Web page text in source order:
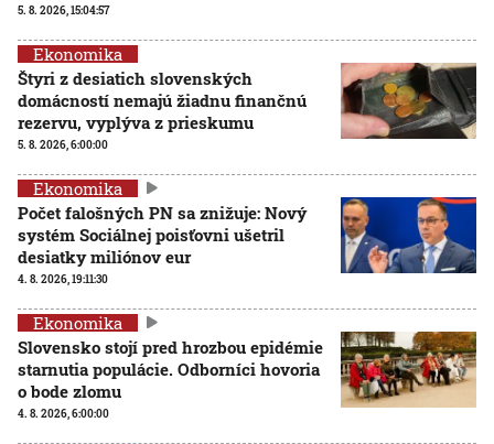
5. 8. 2026, 15:04:57
Ekonomika
Štyri z desiatich slovenských
domácností nemajú žiadnu finančnú
rezervu, vyplýva z prieskumu
5. 8. 2026, 6:00:00
Ekonomika
Počet falošných PN sa znižuje: Nový
systém Sociálnej poisťovni ušetril
desiatky miliónov eur
4. 8. 2026, 19:11:30
Ekonomika
Slovensko stojí pred hrozbou epidémie
starnutia populácie. Odborníci hovoria
o bode zlomu
4. 8. 2026, 6:00:00